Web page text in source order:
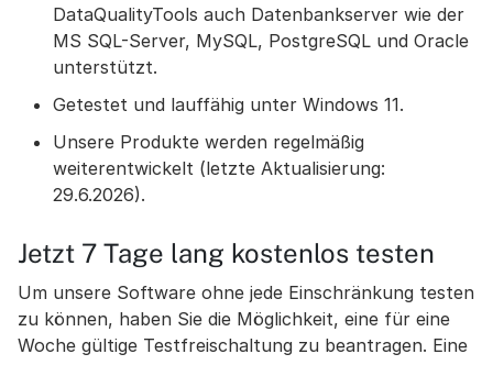
DataQualityTools auch Datenbankserver wie der
MS SQL-Server, MySQL, PostgreSQL und Oracle
unterstützt.
Getestet und lauffähig unter Windows 11.
Unsere Produkte werden regelmäßig
weiterentwickelt (letzte Aktualisierung:
29.6.2026).
Jetzt 7 Tage lang kostenlos testen
Um unsere Software ohne jede Einschränkung testen
zu können, haben Sie die Möglichkeit, eine für eine
Woche gültige Testfreischaltung zu beantragen. Eine